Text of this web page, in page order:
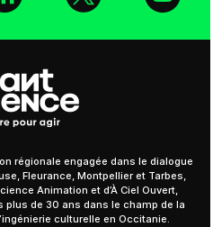
régionale engagée dans le dialogue
Fleurance, Montpellier et Tarbes,
Animation et d’À Ciel Ouvert,
de 30 ans dans le champ de la
culturelle en Occitanie.